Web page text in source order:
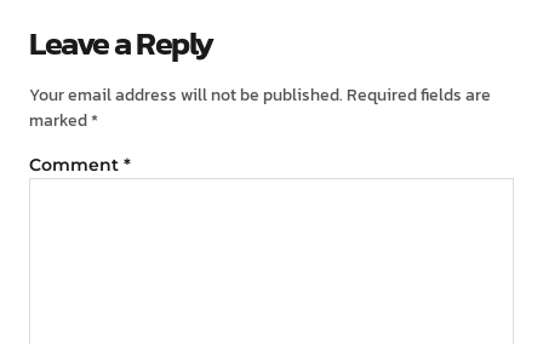
Leave a Reply
Your email address will not be published. Required fields are
marked*
Comment *